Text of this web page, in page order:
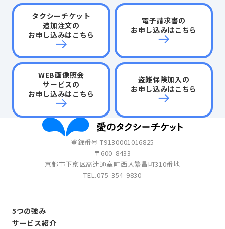
タクシーチケット
追加注文の
お申し込みはこちら
電子請求書の
お申し込みはこちら
WEB画像照会
サービスの
お申し込みはこちら
盗難保険加入の
お申し込みはこちら
登録番号 T9130001016825
〒600-8433
京都市下京区高辻通室町西入繁昌町310番地
TEL.075-354-9830
5つの強み
サービス紹介